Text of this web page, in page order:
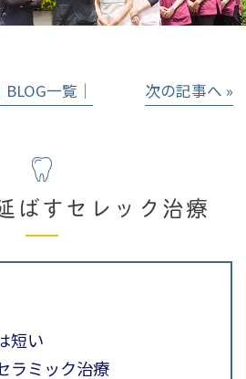
一覧│ 次の記事へ »
ばすセレック治療
短い
ラミック治療